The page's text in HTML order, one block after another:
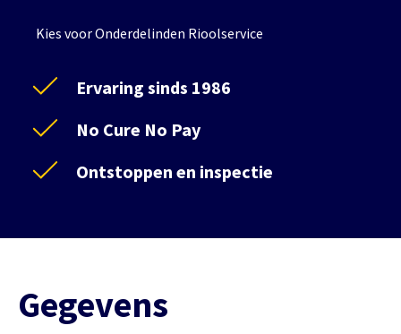
Kies voor Onderdelinden Rioolservice
Ervaring sinds 1986
No Cure No Pay
Ontstoppen en inspectie
Gegevens